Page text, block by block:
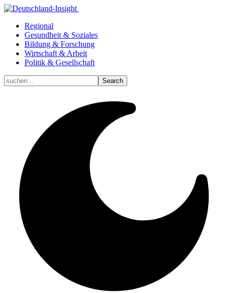
Regional
Gesundheit & Soziales
Bildung & Forschung
Wirtschaft & Arbeit
Politik & Gesellschaft